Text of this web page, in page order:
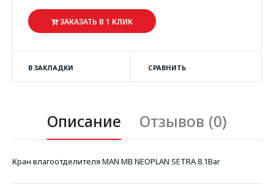
ЗАКАЗАТЬ В 1 КЛИК
В ЗАКЛАДКИ СРАВНИТЬ
Описание Отзывов (0)
Кран влагоотделителя MAN MB NEOPLAN SETRA 8.1Bar